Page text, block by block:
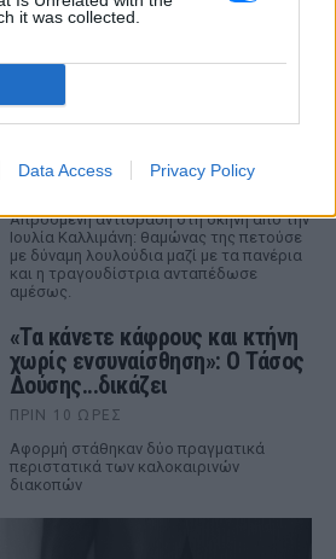
it was collected.
Data Access Privacy Policy
κάτι που δεν χωρούσε σε εκείνη την
πλήρωσε με το ίδιο νόμισμα
θαμώνα: «Εσένα σου αρέσει
Απρόσμενη αντίδραση στη σκηνή από την
Ιουλία Καλλιμάνη: θαμώνας της πετούσε
με δύναμη λουλούδια μαζί με τα πανέρια
και η τραγουδίστρια ανταπέδωσε
αμέσως.
«Τα κάνετε κάφρους και κτήνη
χωρίς ενσυναίσθηση»: Ο Τάσος
Δούσης...δικάζει
ΠΡΙΝ 10 ΏΡΕΣ
Αφορμή στάθηκαν δύο πραγματικά
περιστατικά των καλοκαιρινών
διακοπών